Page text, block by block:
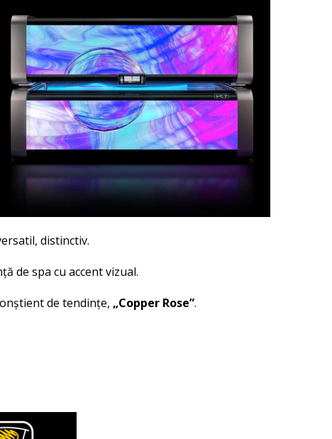
distinctiv.
de spa cu accent vizual.
de tendințe, „Copper Rose”.